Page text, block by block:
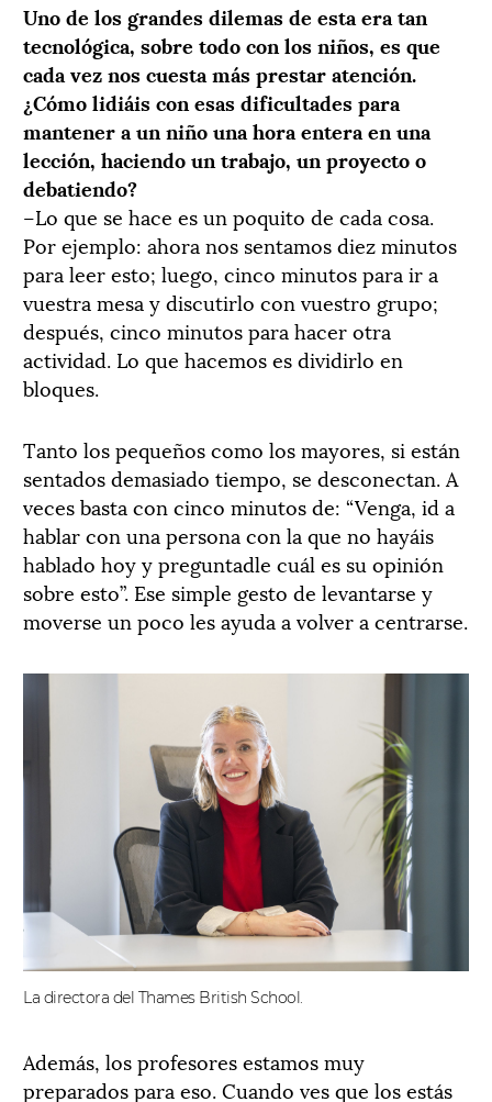
Uno de los grandes dilemas de esta era tan
tecnológica, sobre todo con los niños, es que
cada vez nos cuesta más prestar atención.
¿Cómo lidiáis con esas dificultades para
mantener a un niño una hora entera en una
lección, haciendo un trabajo, un proyecto o
debatiendo?
–Lo que se hace es un poquito de cada cosa.
Por ejemplo: ahora nos sentamos diez minutos
para leer esto; luego, cinco minutos para ir a
vuestra mesa y discutirlo con vuestro grupo;
después, cinco minutos para hacer otra
actividad. Lo que hacemos es dividirlo en
bloques.
Tanto los pequeños como los mayores, si están
sentados demasiado tiempo, se desconectan. A
veces basta con cinco minutos de: “Venga, id a
hablar con una persona con la que no hayáis
hablado hoy y preguntadle cuál es su opinión
sobre esto”. Ese simple gesto de levantarse y
moverse un poco les ayuda a volver a centrarse.
La directora del Thames British School.
Además, los profesores estamos muy
preparados para eso. Cuando ves que los estás